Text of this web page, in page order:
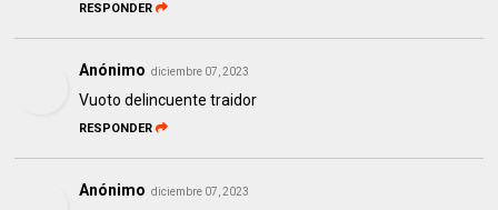
RESPONDER
Anónimo diciembre 07, 2023
Vuoto delincuente traidor
RESPONDER
Anónimo diciembre 07, 2023